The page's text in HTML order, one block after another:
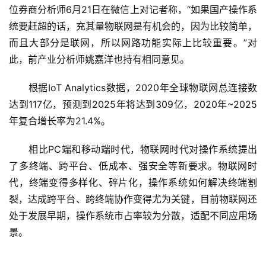
位券商分析师6月21日在微信上对记者称，“如果国产操作系
统要赶超的话，充其量物联网是有机会的，因为比较简单，
而且大部分是联网，所以网路功能实际上比较重要。”对
此，前产业分析师姚嘉洋也持有相同意见。
根据IoT Analytics数据，2020年全球物联网总连接数
达到117亿，预测到2025年将达到309亿，2020年~2025
年复合增长率为21.4%。
相比PC端和移动端时代，物联网时代对操作系统提出
了多终端、跨平台、低成本、强安全等新要求。物联网时
代，终端变得多样化、碎片化，操作系统如何解决终端割
裂，达成跨平台、跨终端协作变得尤为关键，目前物联网还
处于发展早期，操作系统市占率较为分散，适配不同应用场
景。